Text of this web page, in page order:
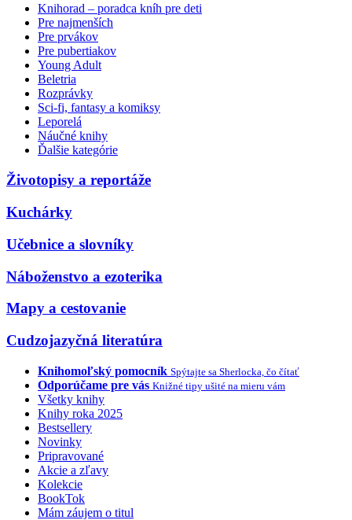
Knihorad – poradca kníh pre deti
Pre najmenších
Pre prvákov
Pre pubertiakov
Young Adult
Beletria
Rozprávky
Sci-fi, fantasy a komiksy
Leporelá
Náučné knihy
Ďalšie kategórie
Životopisy a reportáže
Kuchárky
Učebnice a slovníky
Náboženstvo a ezoterika
Mapy a cestovanie
Cudzojazyčná literatúra
Knihomoľský pomocník Spýtajte sa Sherlocka, čo čítať
Odporúčame pre vás Knižné tipy ušité na mieru vám
Všetky knihy
Knihy roka 2025
Bestsellery
Novinky
Pripravované
Akcie a zľavy
Kolekcie
BookTok
Mám záujem o titul